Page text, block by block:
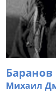
Баранов
Михаил